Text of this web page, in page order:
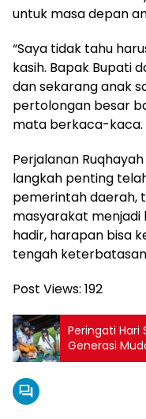
untuk masa depan
“Saya tidak tahu
kasih. Bapak Bupati
dan sekarang anak
pertolongan besar
mata berkaca-kaca.
Perjalanan
langkah penting
pemerintah daerah,
masyarakat menjadi
hadir, harapan bisa
tengah
Post Views: 192
Peringati Hari
Generasi
Peduli